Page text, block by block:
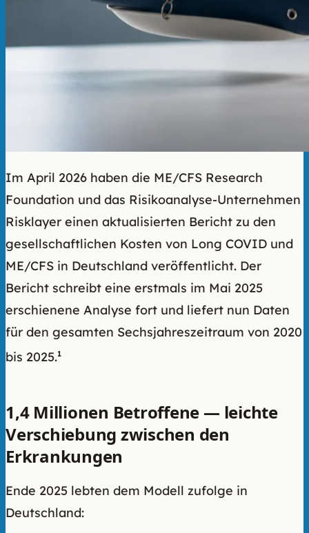
Im April 2026 haben die ME/CFS Research
Foundation und das Risikoanalyse-Unternehmen
Risklayer einen aktualisierten Bericht zu den
gesellschaftlichen Kosten von Long COVID und
ME/CFS in Deutschland veröffentlicht. Der
Bericht schreibt eine erstmals im Mai 2025
erschienene Analyse fort und liefert nun Daten
für den gesamten Sechsjahreszeitraum von 2020
bis 2025.1
1,4 Millionen Betroffene — leichte
Verschiebung zwischen den
Erkrankungen
Ende 2025 lebten dem Modell zufolge in
Deutschland: